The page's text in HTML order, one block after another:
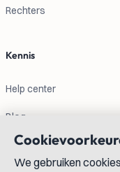
Rechters
Kennis
Help center
Blog
Contactgegevens
We gebruiken